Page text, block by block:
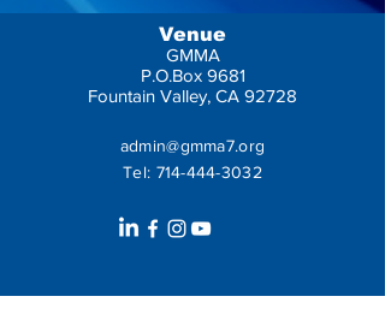
Venue
GMMA
P.O.Box 9681
Fountain Valley, CA 92728
admin@gmma7.org
Tel: 714-444-3032